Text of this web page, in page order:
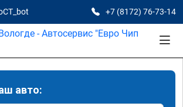
+7 (8172) 76-73-14
авто: